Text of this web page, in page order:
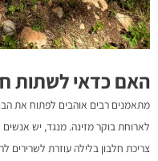
האם כדאי לשתות
מתאמנים רבים אוהבים לפתוח את
לארוחת בוקר מזינה. מנגד, יש
צריכת חלבון בלילה עוזרת